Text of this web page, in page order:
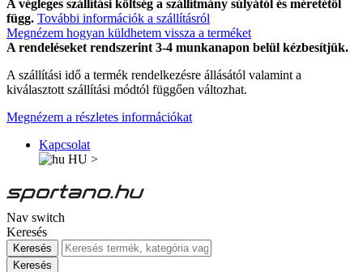
A végleges szállítási költség a szállítmány súlyától és méretétől
függ. További információk a szállításról
Megnézem hogyan küldhetem vissza a terméket
A rendeléseket rendszerint 3-4 munkanapon belül kézbesítjük.
A szállítási idő a termék rendelkezésre állásától valamint a
kiválasztott szállítási módtól függően változhat.
Megnézem a részletes információkat
Kapcsolat
HU >
Nav switch
Keresés
Keresés
Keresés